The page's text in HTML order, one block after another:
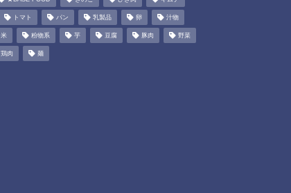
トマト パン 乳製品 卵 汁物
米 粉物系 芋 豆腐 豚肉 野菜
鶏肉 麺